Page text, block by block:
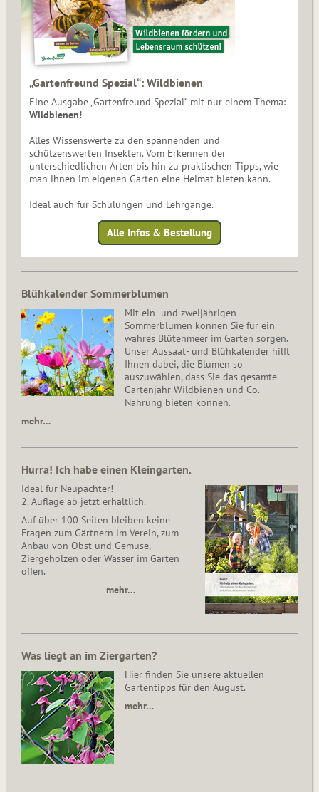
„Gartenfreund Spezial“: Wildbienen
Eine Ausgabe „Gartenfreund Spezial“ mit nur einem Thema:
Wildbienen!
Alles Wissenswerte zu den spannenden und
schützenswerten Insekten. Vom Erkennen der
unterschiedlichen Arten bis hin zu praktischen Tipps, wie
man ihnen im eigenen Garten eine Heimat bieten kann.
Ideal auch für Schulungen und Lehrgänge.
Alle Infos & Bestellung
Blühkalender Sommerblumen
Mit ein- und zweijährigen
Sommerblumen können Sie für ein
wahres Blütenmeer im Garten sorgen.
Unser Aussaat- und Blühkalender hilft
Ihnen dabei, die Blumen so
auszuwählen, dass Sie das gesamte
Gartenjahr Wildbienen und Co.
Nahrung bieten können.
mehr…
Hurra! Ich habe einen Kleingarten.
Ideal für Neupächter!
2. Auflage ab jetzt erhältlich.
Auf über 100 Seiten bleiben keine
Fragen zum Gärtnern im Verein, zum
Anbau von Obst und Gemüse,
Ziergehölzen oder Wasser im Garten
offen.
mehr…
Was liegt an im Ziergarten?
Hier finden Sie unsere aktuellen
Gartentipps für den August.
mehr…